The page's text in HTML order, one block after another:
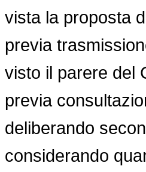
vista la proposta
previa
visto il parere del
previa
deliberando
considerando